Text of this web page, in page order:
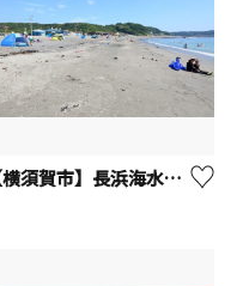
【横須賀市】長浜海水浴場